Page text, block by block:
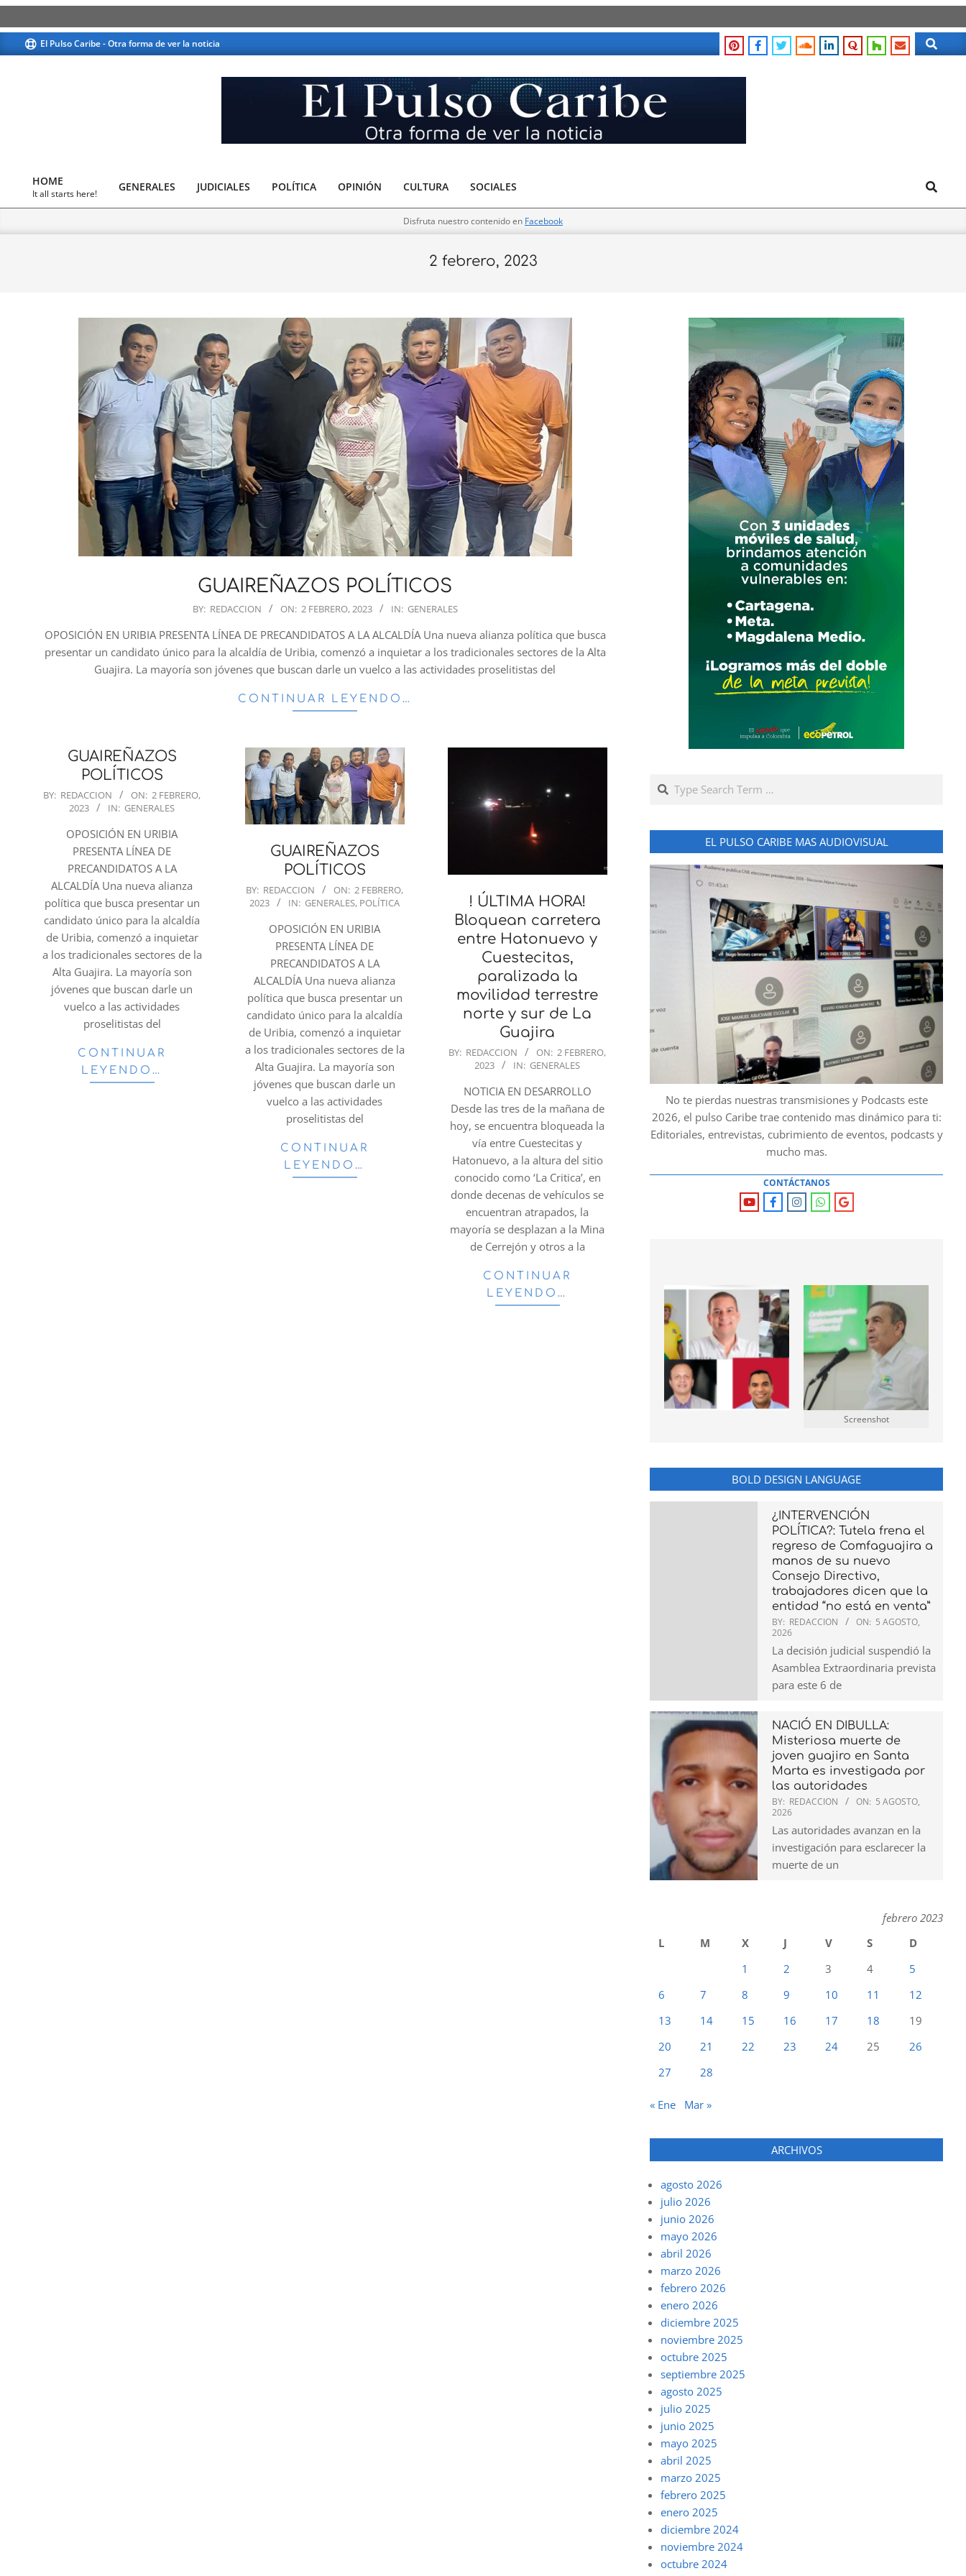
to
El Pulso Caribe - Otra forma de ver la noticia Search
El
Caribe
Primary
Navigation
HOME
It all starts here!
GENERALES JUDICIALES POLÍTICA OPINIÓN CULTURA SOCIALES Search
Disfruta nuestro contenido en Facebook
2 febrero, 2023
GUAIREÑAZOS POLÍTICOS
02
BY: REDACCION ON: 2 FEBRERO, 2023 IN: GENERALES
OPOSICIÓN EN URIBIA PRESENTA LÍNEA DE PRECANDIDATOS A LA ALCALDÍA Una nueva alianza política que busca
presentar un candidato único para la alcaldía de Uribia, comenzó a inquietar a los tradicionales sectores de la Alta
Guajira. La mayoría son jóvenes que buscan darle un vuelco a las actividades proselitistas del
CONTINUAR LEYENDO…
GUAIREÑAZOS
POLÍTICOS
2023-
BY: REDACCION ON: 2 FEBRERO,
2023
IN: GENERALES
OPOSICIÓN EN URIBIA
PRESENTA LÍNEA DE
PRECANDIDATOS A LA
ALCALDÍA Una nueva alianza
política que busca presentar un
candidato único para la alcaldía
de Uribia, comenzó a inquietar
a los tradicionales sectores de la
Alta Guajira. La mayoría son
jóvenes que buscan darle un
vuelco a las actividades
proselitistas del
CONTINUAR
LEYENDO…
GUAIREÑAZOS
POLÍTICOS
2023-
02-
BY: REDACCION ON: 2 FEBRERO,
2023
IN: GENERALES, POLÍTICA
OPOSICIÓN EN URIBIA
PRESENTA LÍNEA DE
PRECANDIDATOS A LA
ALCALDÍA Una nueva alianza
política que busca presentar un
candidato único para la alcaldía
de Uribia, comenzó a inquietar
a los tradicionales sectores de la
Alta Guajira. La mayoría son
jóvenes que buscan darle un
vuelco a las actividades
proselitistas del
CONTINUAR
LEYENDO…
! ÚLTIMA HORA!
Bloquean carretera
entre Hatonuevo y
Cuestecitas,
paralizada la
movilidad terrestre
norte y sur de La
Guajira
2023-
BY: REDACCION ON: 2 FEBRERO,
2023
IN: GENERALES
NOTICIA EN DESARROLLO
Desde las tres de la mañana de
hoy, se encuentra bloqueada la
vía entre Cuestecitas y
Hatonuevo, a la altura del sitio
conocido como ‘La Critica’, en
donde decenas de vehículos se
encuentran atrapados, la
mayoría se desplazan a la Mina
de Cerrejón y otros a la
CONTINUAR
LEYENDO…
Search
EL PULSO CARIBE MAS AUDIOVISUAL
No te pierdas nuestras transmisiones y Podcasts este
2026, el pulso Caribe trae contenido mas dinámico para ti:
Editoriales, entrevistas, cubrimiento de eventos, podcasts y
mucho mas.
CONTÁCTANOS
Screenshot
BOLD DESIGN LANGUAGE
¿INTERVENCIÓN
POLÍTICA?: Tutela frena el
regreso de Comfaguajira a
manos de su nuevo
Consejo Directivo,
trabajadores dicen que la
entidad “no está en venta”
BY: REDACCION ON: 5 AGOSTO,
2026
La decisión judicial suspendió la
Asamblea Extraordinaria prevista
para este 6 de
NACIÓ EN DIBULLA:
Misteriosa muerte de
joven guajiro en Santa
Marta es investigada por
las autoridades
BY: REDACCION ON: 5 AGOSTO,
2026
Las autoridades avanzan en la
investigación para esclarecer la
muerte de un
febrero 2023
L
M X J V S
D
1
2 3 4
5
6
7 8 9 10 11
12
13
14 15 16 17 18
19
20
21 22 23 24 25
26
27
28
« Ene Mar »
ARCHIVOS
agosto 2026
julio 2026
junio 2026
mayo 2026
abril 2026
marzo 2026
febrero 2026
enero 2026
diciembre 2025
noviembre 2025
octubre 2025
septiembre 2025
agosto 2025
julio 2025
junio 2025
mayo 2025
abril 2025
marzo 2025
febrero 2025
enero 2025
diciembre 2024
noviembre 2024
octubre 2024